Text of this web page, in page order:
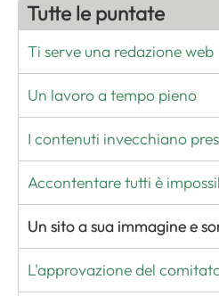
Tutte le puntate
Ti serve una redazione web
Un lavoro a tempo pieno
I contenuti invecchiano
Accontentare tutti è
Un sito a sua immagine e
L'approvazione del